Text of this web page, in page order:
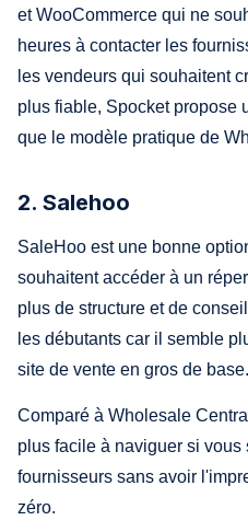
et WooCommerce qui ne
heures à contacter les
les vendeurs qui souhaitent
plus fiable, Spocket propose
que le modèle pratique de
2. Salehoo
SaleHoo est une bonne
souhaitent accéder à un
plus de structure et de
les débutants car il semble
site de vente en gros de base.
Comparé à Wholesale
plus facile à naviguer si
fournisseurs sans avoir
zéro.